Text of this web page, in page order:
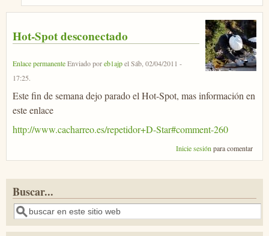
Hot-Spot desconectado
Enlace permanenteEnviado poreb1ajpelSáb, 02/04/2011 -
17:25.
Este fin de semana dejo parado el Hot-Spot, mas información en
este enlace
http://www.cacharreo.es/repetidor+D-Star#comment-260
Inicie sesiónpara comentar
Buscar...
Buscar